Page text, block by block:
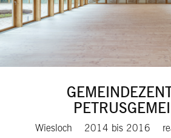
Wiesloch 2014 bis 2016